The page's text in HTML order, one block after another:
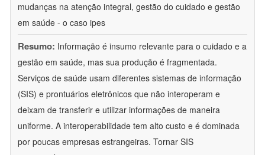
mudanças na atenção integral, gestão do cuidado e gestão
em saúde - o caso ipes
Resumo: Informação é insumo relevante para o cuidado e a
gestão em saúde, mas sua produção é fragmentada.
Serviços de saúde usam diferentes sistemas de informação
(SIS) e prontuários eletrônicos que não interoperam e
deixam de transferir e utilizar informações de maneira
uniforme. A interoperabilidade tem alto custo e é dominada
por poucas empresas estrangeiras. Tornar SIS